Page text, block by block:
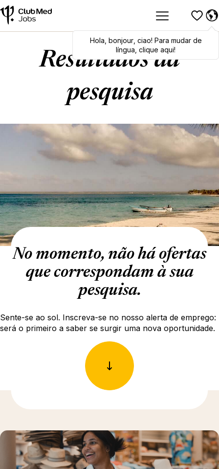
Hola,bonjour,ciao! To switch
languages, click here!
Hola bonjour, ciao! Para mudar de
língua, clique aqui!
Resultados da
pesquisa
No momento, não há ofertas
que correspondam à sua
pesquisa.
Sente-se ao sol. Inscreva-se no nosso alerta de emprego:
será o primeiro a saber se surgir uma nova oportunidade.